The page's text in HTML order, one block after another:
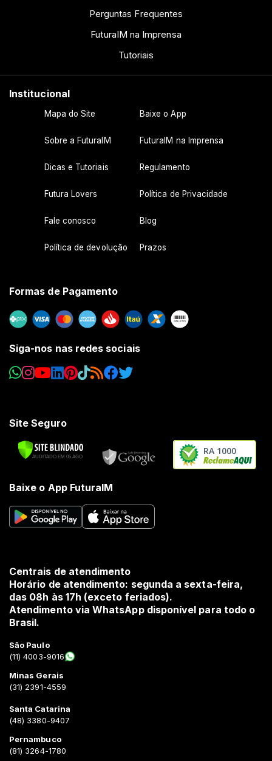
Perguntas Frequentes
FuturaIM na Imprensa
Tutoriais
Institucional
Mapa do Site Baixe o App
Sobre a FuturaIM FuturaIM na Imprensa
Dicas e Tutoriais Regulamento
Futura Lovers Política de Privacidade
Fale conosco Blog
Política de devolução Prazos
Formas de Pagamento
Siga-nos nas redes sociais
Site Seguro
RA 1000
Baixe o App FuturaIM
Centrais de atendimento
Horário de atendimento: segunda a sexta-feira,
das 08h às 17h (exceto feriados).
Atendimento via WhatsApp disponível para todo o
Brasil.
São Paulo
(11) 4003-9016
Minas Gerais
(31) 2391-4559
Santa Catarina
(48) 3380-9407
Pernambuco
(81) 3264-1780